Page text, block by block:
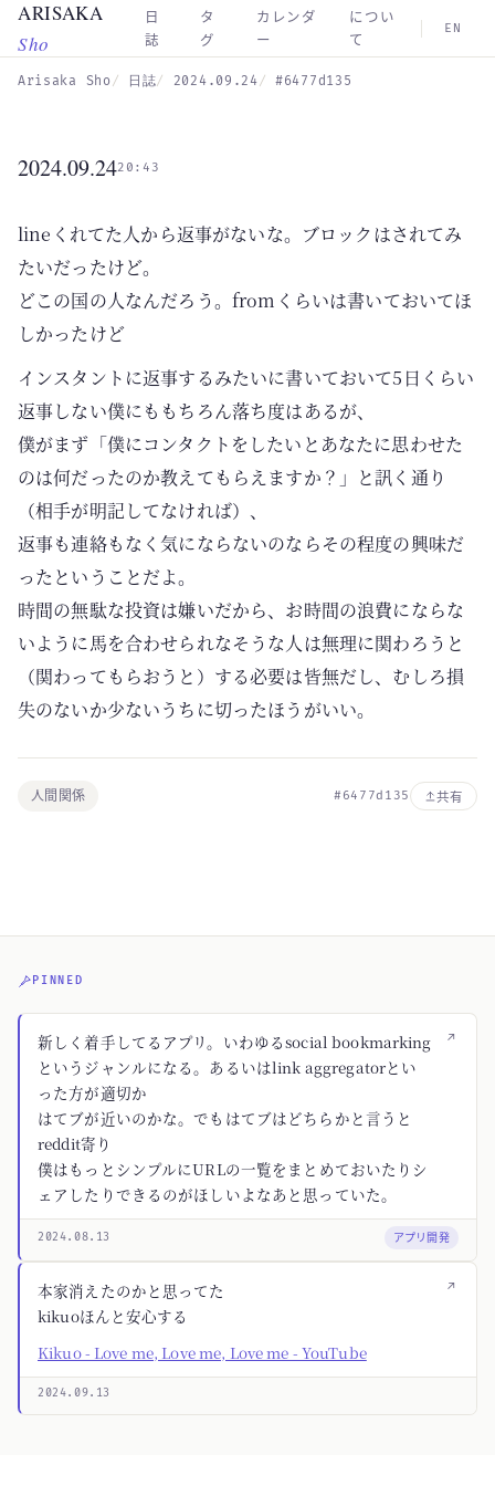
Skip to main content
ARISAKA
Sho
日
誌
タ
グ
カレンダ
ー
につい
て
EN
Arisaka Sho 日誌 2024.09.24 #6477d135
2024.09.2420:43
lineくれてた人から返事がないな。ブロックはされてみ
たいだったけど。
どこの国の人なんだろう。fromくらいは書いておいてほ
しかったけど
インスタントに返事するみたいに書いておいて5日くらい
返事しない僕にももちろん落ち度はあるが、
僕がまず「僕にコンタクトをしたいとあなたに思わせた
のは何だったのか教えてもらえますか？」と訊く通り
（相手が明記してなければ）、
返事も連絡もなく気にならないのならその程度の興味だ
ったということだよ。
時間の無駄な投資は嫌いだから、お時間の浪費にならな
いように馬を合わせられなそうな人は無理に関わろうと
（関わってもらおうと）する必要は皆無だし、むしろ損
失のないか少ないうちに切ったほうがいい。
人間関係 #6477d135 共有
PINNED
↗
新しく着手してるアプリ。いわゆるsocial bookmarking
というジャンルになる。あるいはlink aggregatorとい
った方が適切か
はてブが近いのかな。でもはてブはどちらかと言うと
reddit寄り
僕はもっとシンプルにURLの一覧をまとめておいたりシ
ェアしたりできるのがほしいよなあと思っていた。
2024.08.13 アプリ開発
↗
本家消えたのかと思ってた
kikuoほんと安心する
Kikuo - Love me, Love me, Love me - YouTube
2024.09.13